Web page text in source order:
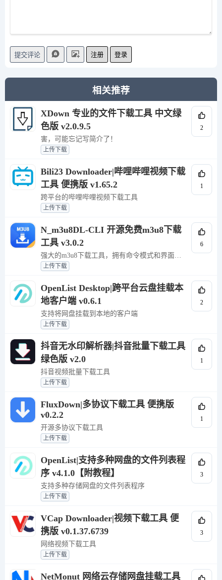
提交评论 注册 登录
相关推荐
XDown 专业的文件下载工具 中文绿
色版 v2.0.9.5
害，可能忘记写简介了！
上传下载
2
Bili23 Downloader|哔哩哔哩视频下载
工具 便携版 v1.65.2
跨平台的哔哩哔哩视频下载工具
上传下载
1
N_m3u8DL-CLI 开源免费m3u8下载
工具 v3.0.2
强大的m3u8下载工具，拥有命令模式和界面模
式
上传下载
6
OpenList Desktop|跨平台云盘挂载本
地客户端 v0.6.1
支持将网盘挂载到本地的客户端
上传下载
2
抖音无水印解析器|抖音批量下载工具
绿色版 v2.0
抖音视频批量下载工具
上传下载
1
FluxDown|多协议下载工具 便携版
v0.2.2
开源多协议下载工具
上传下载
1
OpenList|支持多种网盘的文件列表程
序 v4.1.0【附教程】
支持多种存储网盘的文件列表程序
上传下载
3
VCap Downloader|视频下载工具 便
携版 v0.1.37.6739
网络视频下载工具
上传下载
3
NetMonut 网络云存储网盘挂载工具